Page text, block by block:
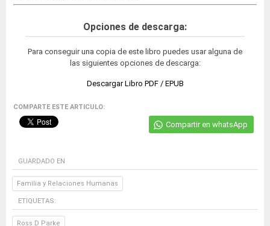
Opciones de descarga:
Para conseguir una copia de este libro puedes usar alguna de
las siguientes opciones de descarga:
Descargar Libro PDF / EPUB
COMPARTE ESTE ARTICULO:
Compartir en whatsApp
GUARDADO EN
Familia y Relaciones Humanas
ETIQUETAS:
Ross D Parke